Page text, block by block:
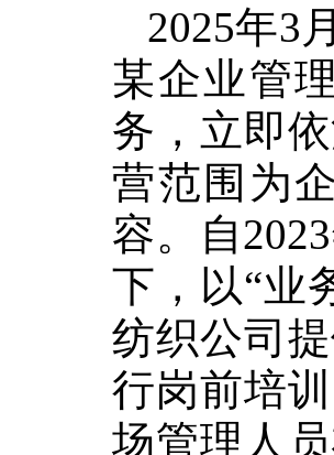
2025年3
某企业管
务， 立即
营范围为
容。自
下，以“业
纺织公司
行岗前培训
场管理人